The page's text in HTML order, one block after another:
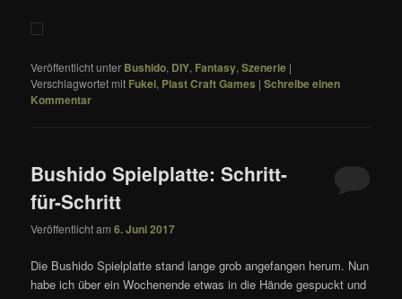
Veröffentlicht unter Bushido, DIY, Fantasy,Szenerie |
Verschlagwortet mit Fukei, Plast Craft Games |Schreibe einen
Kommentar
Bushido Spielplatte: Schritt-
für-Schritt
Veröffentlicht am6. Juni 2017
Die Bushido Spielplatte stand lange grob angefangen herum. Nun
habe ich über ein Wochenende etwas in die Hände gespuckt und